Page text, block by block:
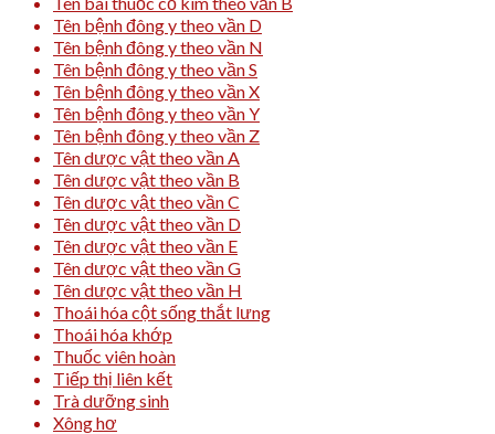
Tên bệnh đông y theo vần D
Tên bệnh đông y theo vần N
Tên bệnh đông y theo vần S
Tên bệnh đông y theo vần X
Tên bệnh đông y theo vần Y
Tên bệnh đông y theo vần Z
Tên dược vật theo vần A
Tên dược vật theo vần B
Tên dược vật theo vần C
Tên dược vật theo vần D
Tên dược vật theo vần E
Tên dược vật theo vần G
Tên dược vật theo vần H
Thoái hóa cột sống thắt lưng
Thoái hóa khớp
Thuốc viên hoàn
Tiếp thị liên kết
Trà dưỡng sinh
Xông hơ